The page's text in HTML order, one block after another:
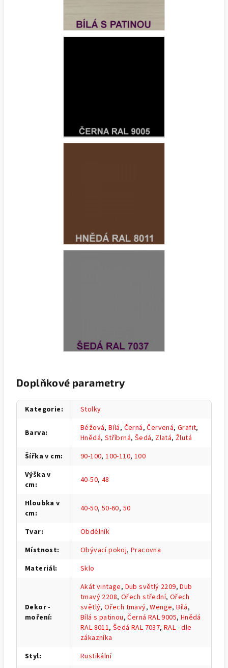
Doplňkové parametry
Kategorie: Stolky
Barva: Béžová,Bílá, Černá,Červená,Grafit,
Hnědá, Stříbrná, Šedá, Zlatá, Žlutá
Šířka v cm: 90-100,100-110, 100
Výška v
cm: 40-50, 48
Hloubka v
cm: 40-50, 50-60, 50
Tvar:
Obdélník
Místnost: Obývací pokoj,Pracovna
Materiál: Sklo
Dekor -
moření:
Akát vintage, Dub světlý 2209,Dub
tmavý 2208, Ořech střední, Ořech
světlý,Ořech tmavý,Wenge,Bílá,
Bílá s patinou,Černá RAL 9005, Hnědá
RAL 8011,Šedá RAL 7037,RAL - dle
zákazníka
Styl:
Rustikální